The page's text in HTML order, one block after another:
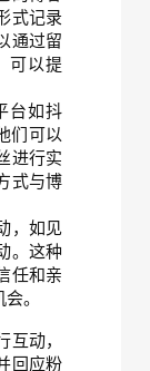
式记录
通过留
可以提
台如抖
们可以
进行实
式与博
，如见
。这种
任和亲
。
动，
回应粉